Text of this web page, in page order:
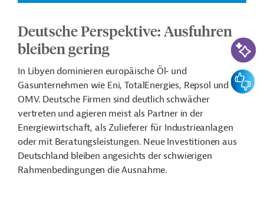
Deutsche Perspektive: Ausfuhren
bleiben gering
In Libyen dominieren europäische Öl‑ und
Gasunternehmen wie Eni, TotalEnergies, Repsol und
OMV. Deutsche Firmen sind deutlich schwächer
vertreten und agieren meist als Partner in der
Energiewirtschaft, als Zulieferer für Industrieanlagen
oder mit Beratungsleistungen. Neue Investitionen aus
Deutschland bleiben angesichts der schwierigen
Rahmenbedingungen die Ausnahme.
KI-